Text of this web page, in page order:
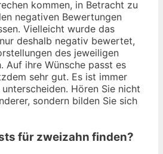
kommen, in Betracht zu
negativen Bewertungen
Vielleicht wurde das
deshalb negativ bewertet,
des jeweiligen
Auf ihre Wünsche passt es
sehr gut. Es ist immer
Hören Sie nicht
sondern bilden Sie sich
für zweizahn finden?